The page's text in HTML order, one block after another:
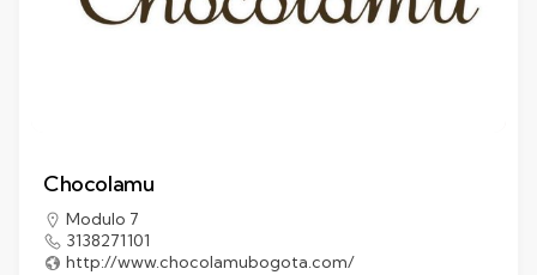
Chocolamu
Modulo 7
3138271101
http://www.chocolamubogota.com/